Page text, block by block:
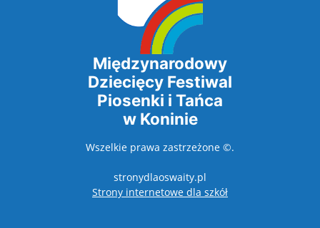
Międzynarodowy
Dziecięcy Festiwal
Piosenki i Tańca
w Koninie
Wszelkie prawa zastrzeżone ©.
stronydlaoswaity.pl
Strony internetowe dla szkółotwiera się w